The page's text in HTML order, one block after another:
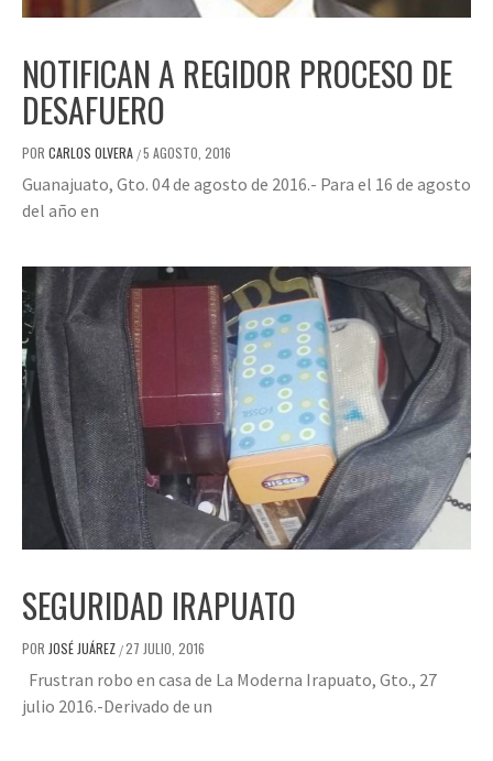
NOTIFICAN A REGIDOR PROCESO DE
DESAFUERO
POR CARLOS OLVERA /5 AGOSTO, 2016
Guanajuato, Gto. 04 de agosto de 2016.- Para el 16 de agosto
del año en
SEGURIDAD IRAPUATO
POR JOSÉ JUÁREZ /27 JULIO, 2016
Frustran robo en casa de La Moderna Irapuato, Gto., 27
julio 2016.-Derivado de un